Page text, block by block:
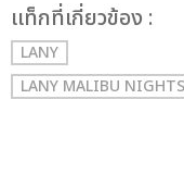
เเท็กที่เกี่ยวข้อง :
LANY
LANY MALIBU